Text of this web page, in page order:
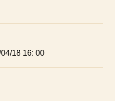
18 16: 00